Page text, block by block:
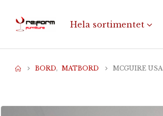
Hela sortimentet
BORD, MATBORD MCGUIRE USA